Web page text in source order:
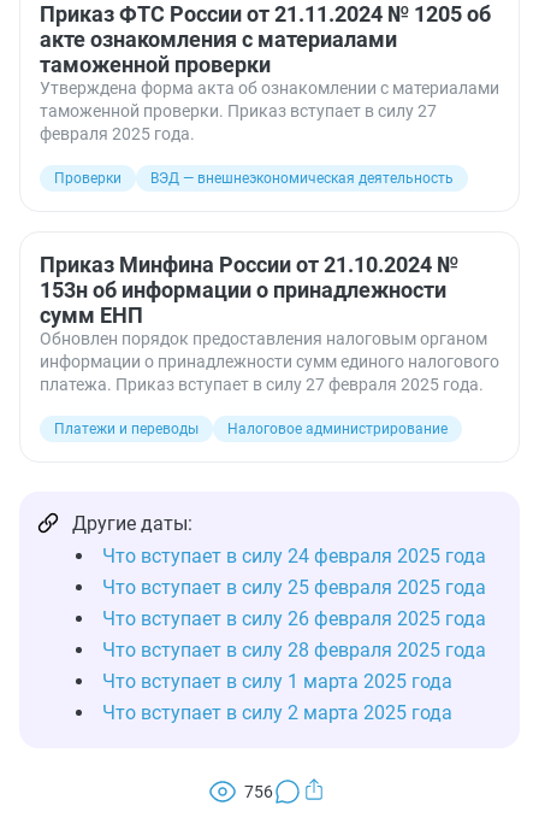
Приказ ФТС России от 21.11.2024 № 1205 об
акте ознакомления с материалами
таможенной проверки
Утверждена форма акта об ознакомлении с материалами
таможенной проверки. Приказ вступает в силу 27
февраля 2025 года.
Проверки ВЭД — внешнеэкономическая деятельность
Приказ Минфина России от 21.10.2024 №
153н об информации о принадлежности
сумм ЕНП
Обновлен порядок предоставления налоговым органом
информации о принадлежности сумм единого налогового
платежа. Приказ вступает в силу 27 февраля 2025 года.
Платежи и переводы Налоговое администрирование
Другие даты:
Что вступает в силу 24 февраля 2025 года
Что вступает в силу 25 февраля 2025 года
Что вступает в силу 26 февраля 2025 года
Что вступает в силу 28 февраля 2025 года
Что вступает в силу 1 марта 2025 года
Что вступает в силу 2 марта 2025 года
756